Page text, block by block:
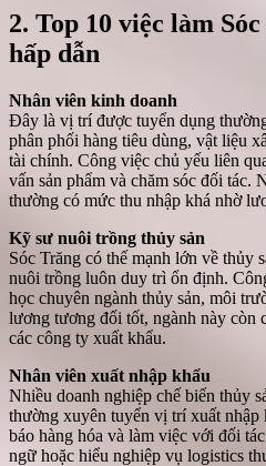
2. Top 10 việc làm
hấp dẫn
Nhân viên kinh doanh
Đây là vị trí được tuyển dụng
phân phối hàng tiêu dùng, vật liệu
tài chính. Công việc chủ yếu liên
vấn sản phẩm và chăm sóc đối tác.
thường có mức thu nhập khá nhờ
Kỹ sư nuôi trồng thủy sản
Sóc Trăng có thế mạnh lớn về thủy
nuôi trồng luôn duy trì ổn định.
học chuyên ngành thủy sản, môi
lương tương đối tốt, ngành này còn
các công ty xuất khẩu.
Nhân viên xuất nhập khẩu
Nhiều doanh nghiệp chế biến thủy
thường xuyên tuyển vị trí xuất
báo hàng hóa và làm việc với đối
ngữ hoặc hiểu nghiệp vụ logistics